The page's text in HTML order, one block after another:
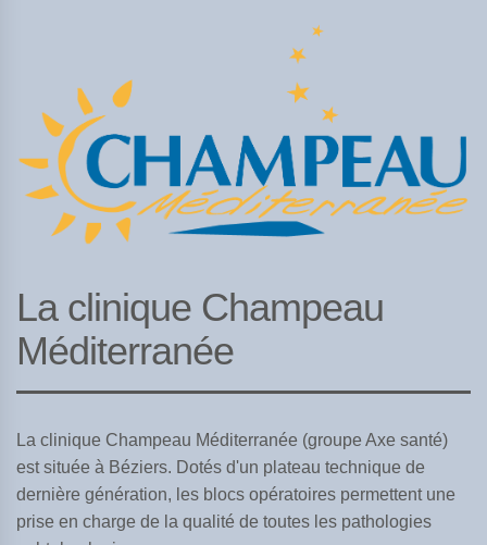
La clinique Champeau
Méditerranée
La clinique Champeau Méditerranée (groupe Axe santé)
est située à Béziers. Dotés d'un plateau technique de
dernière génération, les blocs opératoires permettent une
prise en charge de la qualité de toutes les pathologies
Crédits